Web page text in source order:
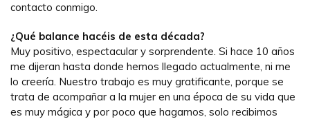
contacto conmigo.
¿Qué balance hacéis de esta década?
Muy positivo, espectacular y sorprendente. Si hace 10 años
me dijeran hasta donde hemos llegado actualmente, ni me
lo creería. Nuestro trabajo es muy gratificante, porque se
trata de acompañar a la mujer en una época de su vida que
es muy mágica y por poco que hagamos, solo recibimos